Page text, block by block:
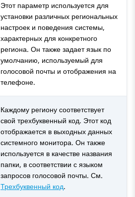
Этот параметр используется для
установки различных региональных
настроек и поведения системы,
характерных для конкретного
региона. Он также задает язык по
умолчанию, используемый для
голосовой почты и отображения на
телефоне.
Каждому региону соответствует
свой трехбуквенный код. Этот код
отображается в выходных данных
системного монитора. Он также
используется в качестве названия
папки, в соответствии с языком
запросов голосовой почты. См.
Трехбуквенный код.